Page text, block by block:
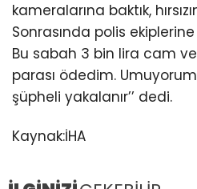
kameralarına baktık,
Sonrasında polis
Bu sabah 3 bin lira cam
parası ödedim.
şüpheli yakalanır’’ dedi.
Kaynak:İHA